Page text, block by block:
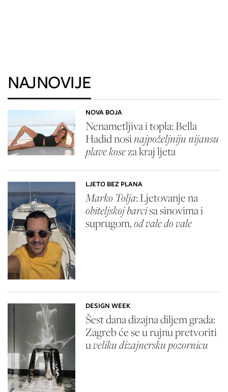
NAJNOVIJE
NOVA BOJA
Nenametljiva i topla: Bella
Hadid nosinajpoželjniju nijansu
plave koseza kraj ljeta
LJETO BEZ PLANA
Marko Tolja: Ljetovanje na
obiteljskoj barcisa sinovima i
suprugom,od vale do vale
DESIGN WEEK
Šest dana dizajna diljem grada:
Zagreb će se u rujnu pretvoriti
uveliku dizajnersku pozornicu